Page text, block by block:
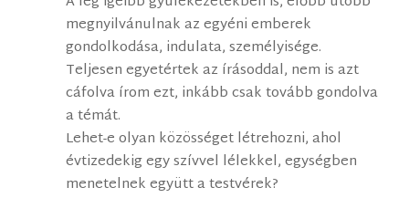
megnyilvánulnak az egyéni emberek
gondolkodása, indulata, személyisége.
Teljesen egyetértek az írásoddal, nem is azt
cáfolva írom ezt, inkább csak tovább gondolva
a témát.
Lehet-e olyan közösséget létrehozni, ahol
évtizedekig egy szívvel lélekkel, egységben
menetelnek együtt a testvérek?